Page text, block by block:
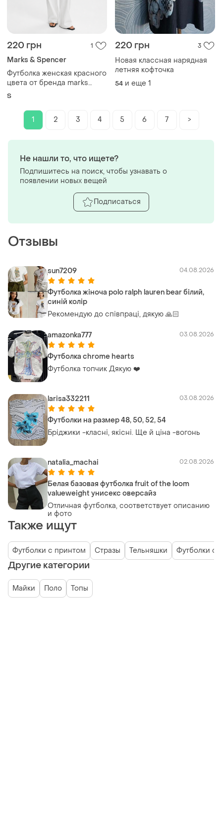
220 грн 1
Marks & Spencer
Футболка женская красного
цвета от бренда marks
spencer s
S
220 грн 3
Новая классная нарядная
летняя кофточка
54 и еще 1
1 2 3 4 5 6 7 >
Отзывы
sun7209 04.08.2026
Футболка жіноча polo ralph lauren bear білий,
синій колір
Рекомендую до співпраці, дякую 🙏🏻
amazonka777 03.08.2026
Футболка chrome hearts
Футболка топчик Дякую ❤️
larisa332211 03.08.2026
Футболки на размер 48, 50, 52, 54
Бріджики -класні, якісні. Ще й ціна -вогонь
natalia_machai 02.08.2026
Белая базовая футболка fruit of the loom
valueweight унисекс оверсайз
Отличная футболка, соответствует описанию
и фото
Также ищут
Футболки с принтом Стразы Тельняшки Футболки с
Другие категории
Майки Поло Топы
Не нашли то, что ищете?
Подпишитесь на поиск, чтобы узнавать о
появлении новых вещей
Подписаться